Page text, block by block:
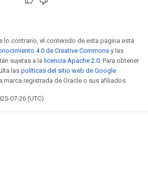
lo contrario, el contenido de esta página está
4.0 de Creative Commons y las
sujetas a la licencia Apache 2.0. Para obtener
las políticas del sitio web de Google
marca registrada de Oracle o sus afiliados.
07-26 (UTC).